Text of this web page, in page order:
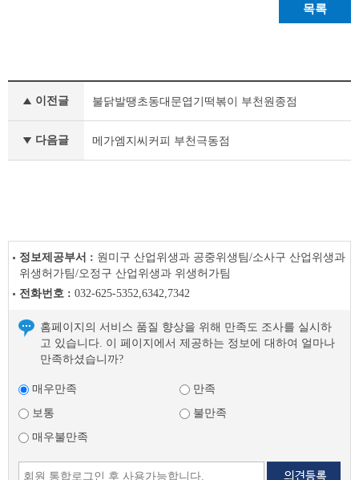
목록
안
이전글 불닭발땡초동대문엽기떡볶이 부천원종점
다음글 메가엠지씨커피 부천극동점
정보제공부서 : 원미구 산업위생과 공중위생팀/소사구 산업위생과
위생허가팀/오정구 산업위생과 위생허가팀
전화번호 : 032-625-5352,6342,7342
홈페이지의 서비스 품질 향상을 위해 만족도 조사를 실시하
고 있습니다. 이 페이지에서 제공하는 정보에 대하여 얼마나
만족하셨습니까?
매우만족
만족
보통
불만족
매우불만족